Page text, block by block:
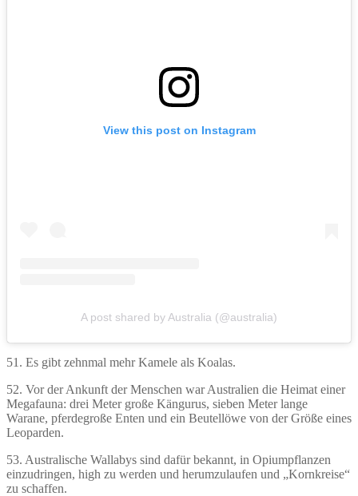
View this post on Instagram
A post shared by Australia (@australia)
51. Es gibt zehnmal mehr Kamele als Koalas.
52. Vor der Ankunft der Menschen war Australien die Heimat einer
Megafauna: drei Meter große Kängurus, sieben Meter lange
Warane, pferdegroße Enten und ein Beutellöwe von der Größe eines
Leoparden.
53. Australische Wallabys sind dafür bekannt, in Opiumpflanzen
einzudringen, high zu werden und herumzulaufen und „Kornkreise“
zu schaffen.